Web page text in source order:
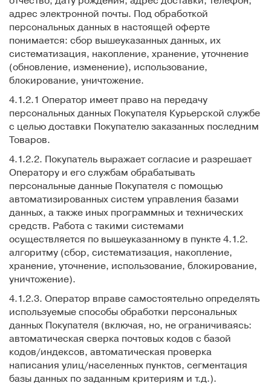
адрес электронной почты. Под обработкой
персональных данных в настоящей оферте
понимается: сбор вышеуказанных данных, их
систематизация, накопление, хранение, уточнение
(обновление, изменение), использование,
блокирование, уничтожение.
4.1.2.1 Оператор имеет право на передачу
персональных данных Покупателя Курьерской службе
с целью доставки Покупателю заказанных последним
Товаров.
4.1.2.2. Покупатель выражает согласие и разрешает
Оператору и его службам обрабатывать
персональные данные Покупателя с помощью
автоматизированных систем управления базами
данных, а также иных программных и технических
средств. Работа с такими системами
осуществляется по вышеуказанному в пункте 4.1.2.
алгоритму (сбор, систематизация, накопление,
хранение, уточнение, использование, блокирование,
уничтожение).
4.1.2.3. Оператор вправе самостоятельно определять
используемые способы обработки персональных
данных Покупателя (включая, но, не ограничиваясь:
автоматическая сверка почтовых кодов с базой
кодов/индексов, автоматическая проверка
написания улиц/населенных пунктов, сегментация
базы данных по заданным критериям и т.д.).